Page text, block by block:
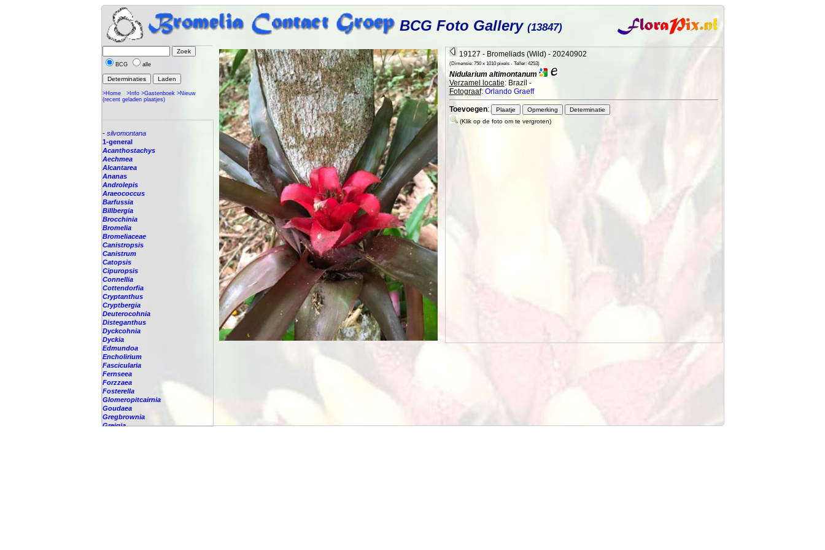
BCG Foto Gallery (13847)
BCG alle
>Home >Info >Gastenboek >Nieuw
(recent geladen plaatjes)
- silvomontana
1-general
Acanthostachys
Aechmea
Alcantarea
Ananas
Androlepis
Araeococcus
Barfussia
Billbergia
Brocchinia
Bromelia
Bromeliaceae
Canistropsis
Canistrum
Catopsis
Cipuropsis
Connellia
Cottendorfia
Cryptanthus
Cryptbergia
Deuterocohnia
Disteganthus
Dyckcohnia
Dyckia
Edmundoa
Encholirium
Fascicularia
Fernseea
Forzzaea
Fosterella
Glomeropitcairnia
Goudaea
Gregbrownia
Greigia
19127 - Bromeliads (Wild) - 20240902
(Dimensie: 750 x 1010 pixels - Teller: 4253)
Nidularium altimontanum
Verzamel locatie: Brazil -
Fotograaf: Orlando Graeff
Toevoegen:
(Klik op de foto om te vergroten)